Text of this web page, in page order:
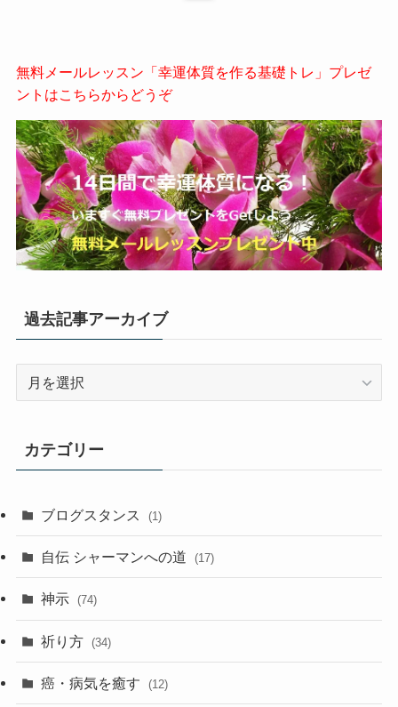
無料メールレッスン「幸運体質を作る基礎トレ」プレゼ
ントはこちらからどうぞ
過去記事アーカイブ
ア
カ
ブ
カテゴリー
ブログスタンス (1)
自伝 シャーマンへの道 (17)
神示 (74)
祈り方 (34)
癌・病気を癒す (12)